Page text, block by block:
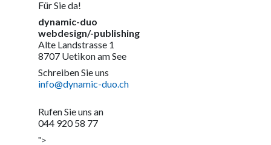
Für Sie da!
dynamic-duo
webdesign/-publishing
Alte Landstrasse 1
8707 Uetikon am See
Schreiben Sie uns
info@dynamic-duo.ch
Rufen Sie uns an
044 920 58 77
">